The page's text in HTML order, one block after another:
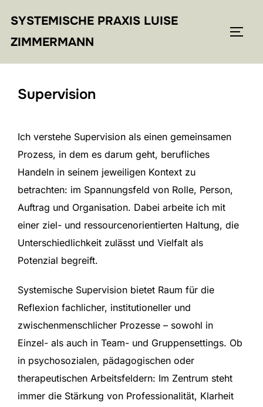
Inhalt
springen
SYSTEMISCHE PRAXIS LUISE
ZIMMERMANN
Supervision
Ich verstehe Supervision als einen gemeinsamen
Prozess, in dem es darum geht, berufliches
Handeln in seinem jeweiligen Kontext zu
betrachten: im Spannungsfeld von Rolle, Person,
Auftrag und Organisation. Dabei arbeite ich mit
einer ziel- und ressourcenorientierten Haltung, die
Unterschiedlichkeit zulässt und Vielfalt als
Potenzial begreift.
Systemische Supervision bietet Raum für die
Reflexion fachlicher, institutioneller und
zwischenmenschlicher Prozesse – sowohl in
Einzel- als auch in Team- und Gruppensettings. Ob
in psychosozialen, pädagogischen oder
therapeutischen Arbeitsfeldern: Im Zentrum steht
immer die Stärkung von Professionalität, Klarheit